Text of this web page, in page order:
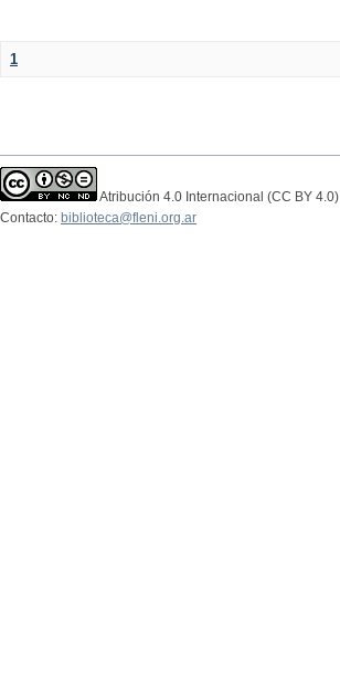
1
Atribución 4.0 Internacional (CC BY 4.0)
Contacto: biblioteca@fleni.org.ar